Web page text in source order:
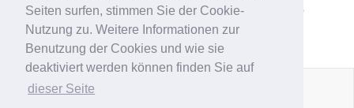
Seiten surfen, stimmen Sie der Cookie-
Nutzung zu. Weitere Informationen zur
Benutzung der Cookies und wie sie
deaktiviert werden können finden Sie auf
dieser Seite
39052 Kaltern an der Weinstraße
Preis auf Anfrage
Makler